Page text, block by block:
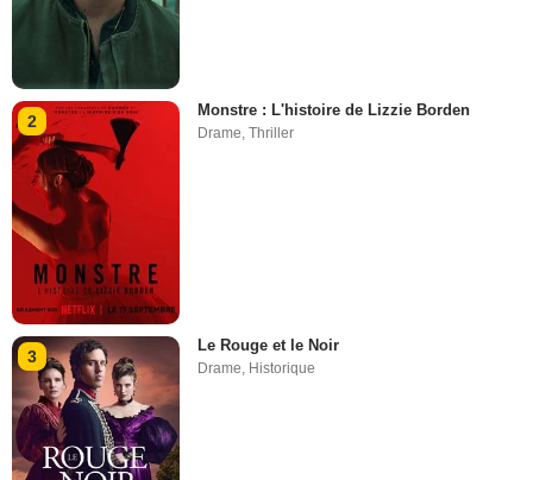
2
Monstre : L'histoire de Lizzie Borden
Drame ,Thriller
3
Le Rouge et le Noir
Drame, Historique